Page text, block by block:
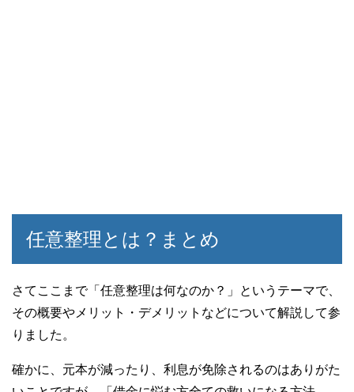
任意整理とは？まとめ
さてここまで「任意整理は何なのか？」というテーマで、
その概要やメリット・デメリットなどについて解説して参
りました。
確かに、元本が減ったり、利息が免除されるのはありがた